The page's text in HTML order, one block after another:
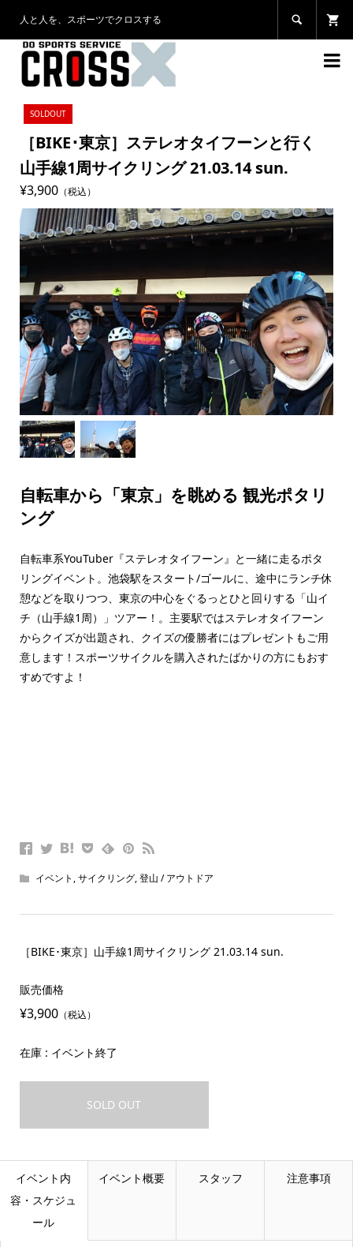
人と人を、スポーツでクロスする 

SOLDOUT
［BIKE･東京］ステレオタイフーンと行く
山手線1周サイクリング 21.03.14 sun.
¥3,900（税込）
自転車から「東京」を眺める 観光ポタリ
ング
自転車系YouTuber『ステレオタイフーン』と一緒に走るポタ
リングイベント。池袋駅をスタート/ゴールに、途中にランチ休
憩などを取りつつ、東京の中心をぐるっとひと回りする「山イ
チ（山手線1周）」ツアー！。主要駅ではステレオタイフーン
からクイズが出題され、クイズの優勝者にはプレゼントもご用
意します！スポーツサイクルを購入されたばかりの方にもおす
すめですよ！
イベント ,サイクリング,登山 / アウトドア
［BIKE･東京］山手線1周サイクリング 21.03.14 sun.
販売価格
¥3,900（税込）
在庫 : イベント終了
SOLD OUT
イベント内
容・スケジュ
ール
イベント概要 スタッフ 注意事項